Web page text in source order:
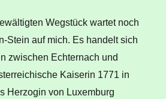
Wegstück wartet noch
Stein auf mich. Es handelt sich
zwischen Echternach und
Kaiserin 1771 in
Herzogin von Luxemburg